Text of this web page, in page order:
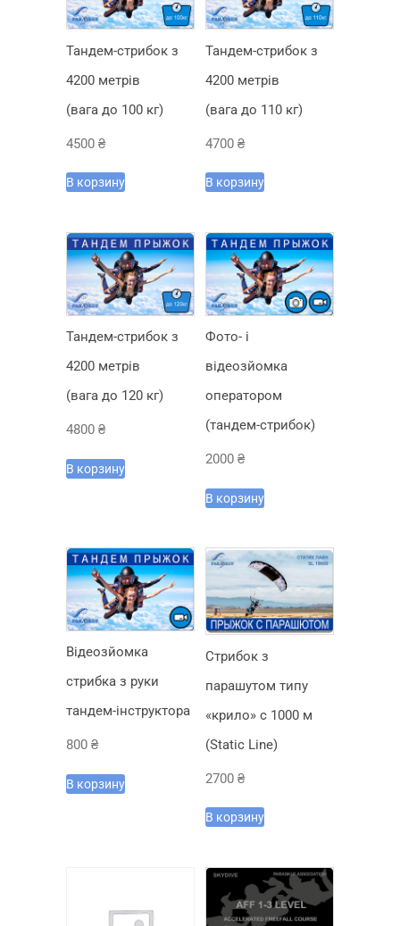
Тандем-стрибок з
4200 метрів
(вага до 100 кг)
4500 ₴
В корзину
Тандем-стрибок з
4200 метрів
(вага до 110 кг)
4700 ₴
В корзину
Тандем-стрибок з
4200 метрів
(вага до 120 кг)
4800 ₴
В корзину
Фото- і
відеозйомка
оператором
(тандем-стрибок)
2000 ₴
В корзину
Відеозйомка
стрибка з руки
тандем-інструктора
800 ₴
В корзину
Стрибок з
парашутом типу
«крило» c 1000 м
(Static Line)
2700 ₴
В корзину